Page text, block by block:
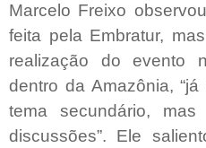
Marcelo Freixo
feita pela Embratur,
realização do evento
dentro da Amazônia,
tema secundário,
discussões”. Ele